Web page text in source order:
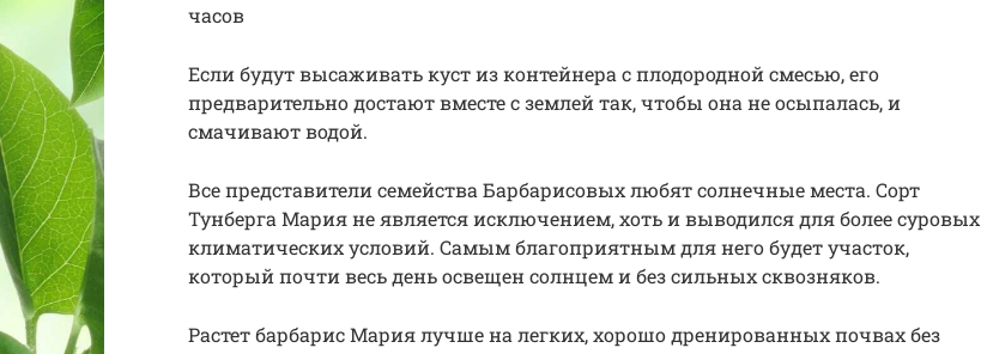
часов
Если будут высаживать куст из контейнера с плодородной смесью, его
предварительно достают вместе с землей так, чтобы она не осыпалась, и
смачивают водой.
Все представители семейства Барбарисовых любят солнечные места. Сорт
Тунберга Мария не является исключением, хоть и выводился для более суровых
климатических условий. Самым благоприятным для него будет участок,
который почти весь день освещен солнцем и без сильных сквозняков.
Растет барбарис Мария лучше на легких, хорошо дренированных почвах без